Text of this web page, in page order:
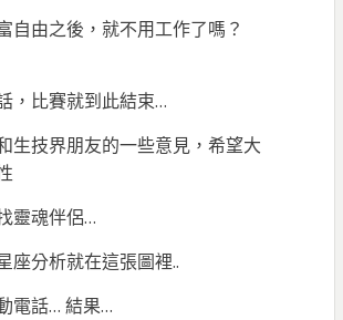
自由之後，就不用工作了嗎？
，比賽就到此結束…
生技界朋友的一些意見，希望大
靈魂伴侶…
座分析就在這張圖裡..
電話… 結果…